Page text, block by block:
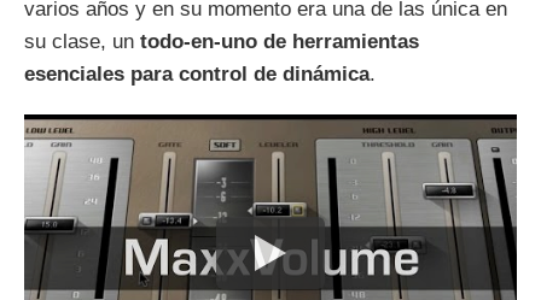
varios años y en su momento era una de las única en
su clase, un todo-en-uno de herramientas
esenciales para control de dinámica.